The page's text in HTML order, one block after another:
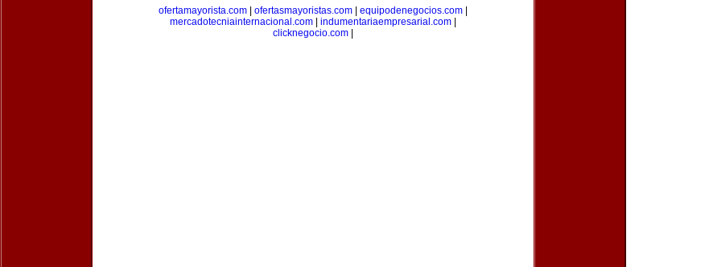
ofertamayorista.com
ofertasmayoristas.com equipodenegocios.com
mercadotecniainternacional.com
indumentariaempresarial.com
clicknegocio.com